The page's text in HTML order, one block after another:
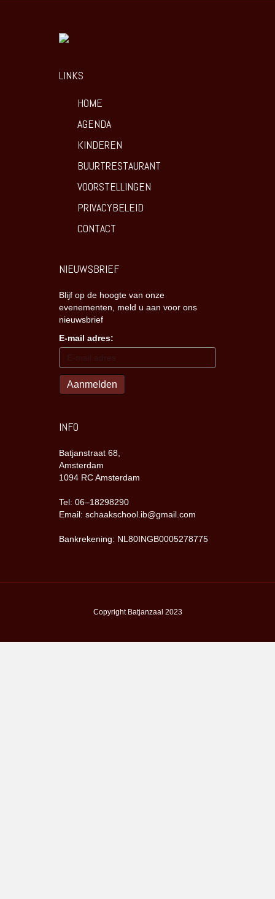
LINKS
HOME
AGENDA
KINDEREN
BUURTRESTAURANT
VOORSTELLINGEN
PRIVACYBELEID
CONTACT
NIEUWSBRIEF
Blijf op de hoogte van onze
evenementen, meld u aan voor ons
nieuwsbrief
E-mail adres:
INFO
Batjanstraat 68,
Amsterdam
1094 RC Amsterdam
Tel: 06–18298290
Email: schaakschool.ib@gmail.com
Bankrekening: NL80INGB0005278775
Copyright Batjanzaal 2023